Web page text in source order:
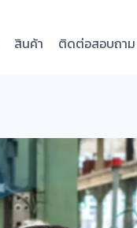
สินค้า ติดต่อสอบถาม